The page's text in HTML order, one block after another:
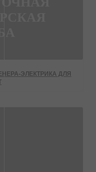
ЭЛЕКТРИКА ДЛЯ